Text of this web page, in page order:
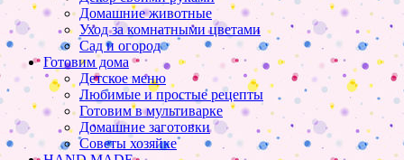
Домашние животные
Уход за комнатными цветами
Сад и огород
Готовим дома
Детское меню
Любимые и простые рецепты
Готовим в мультиварке
Домашние заготовки
Советы хозяйке